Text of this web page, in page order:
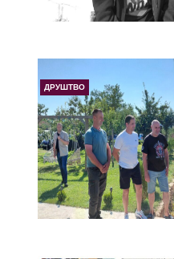
ДРУШТВО